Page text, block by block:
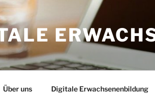
Über uns Digitale Erwachsenenbildung